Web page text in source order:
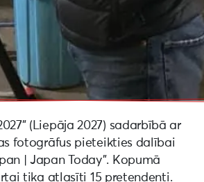
(Liepāja 2027) sadarbībā ar
fotogrāfus pieteikties dalībai
| Japan Today”. Kopumā
tika atlasīti 15 pretendenti.